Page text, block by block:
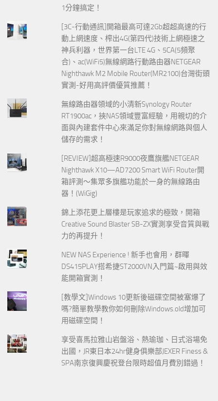
1分鐘搞定！
[3C-行動通訊]開箱最高可達2Gb超超高速的行
動上網速度、榨出4G(第四代)技術上網極速之
神兵利器，世界第一台LTE 4G、5CA(5頻聚
合)、ac(WiFi5)無線網路行動路由器NETGEAR
Nighthawk M2 Mobile Router(MR2100)台灣街頭
實測-好用高評價優質推薦！
無線路由器領域的小清新Synology Router
RT1900ac，挾NAS領域豐富經驗，用親切的介
面與內建套件中心來滿足你對無線網路與個人
儲存的需求！
[REVIEW]超高極速R9000夜鷹旗艦NETGEAR
Nighthawk X10—AD7200 Smart WiFi Router開
箱評測～集眾多旗艦功能於一身的無線路由
器！(WiGig)
錦上添花更上層樓是玩家追求的極致，開箱
Creative Sound Blaster SB-ZX實測享受音質與戰
力的再提升！
NEW NAS Experience ! 新手也會用，群暉
DS415PLAY搭希捷ST2000VN入門篇~啟用與效
能開箱實測！
[教學文]Windows 10更新後磁碟空間被塞爆了
嗎?簡單教學教你如何刪除Windows.old增加可
用磁碟空間！
享受喜馬拉雅山岩盤浴、熱瑜珈、日式浴場免
出國，JR東日本24hr健身俱樂部JEXER Finess &
SPA南京復興慶祝登台限時超值月費別錯過！